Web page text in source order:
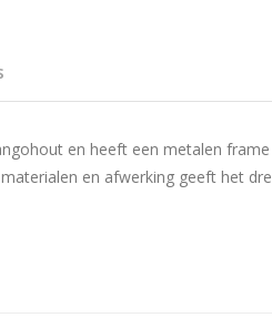
en heeft een metalen
en afwerking geeft het